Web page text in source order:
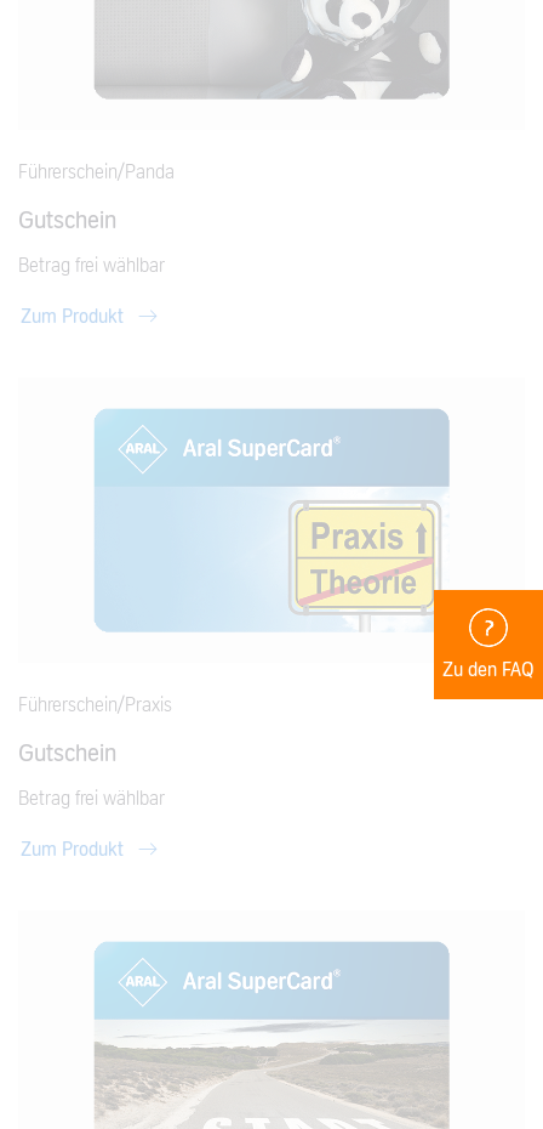
Führerschein/Panda
Gutschein
Betrag frei wählbar
Zum Produkt
Führerschein/Praxis
Gutschein
Betrag frei wählbar
Zum Produkt
Zu den FAQ